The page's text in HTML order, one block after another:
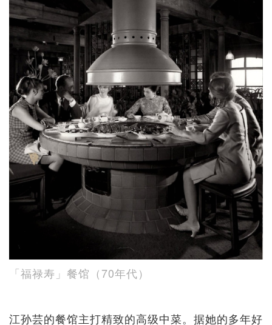
「福禄寿」餐馆（70年代）
江孙芸的餐馆主打精致的高级中菜。据她的多年好